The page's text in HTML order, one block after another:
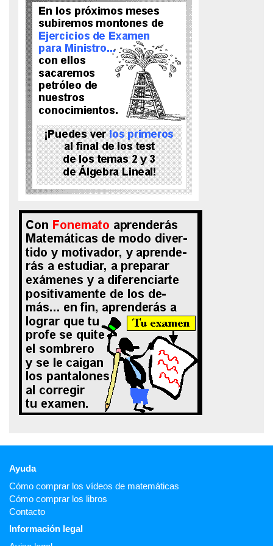
Ayuda
Cómo comprar los vídeos de matemáticas
Cómo comprar los libros
Contacto
Información legal